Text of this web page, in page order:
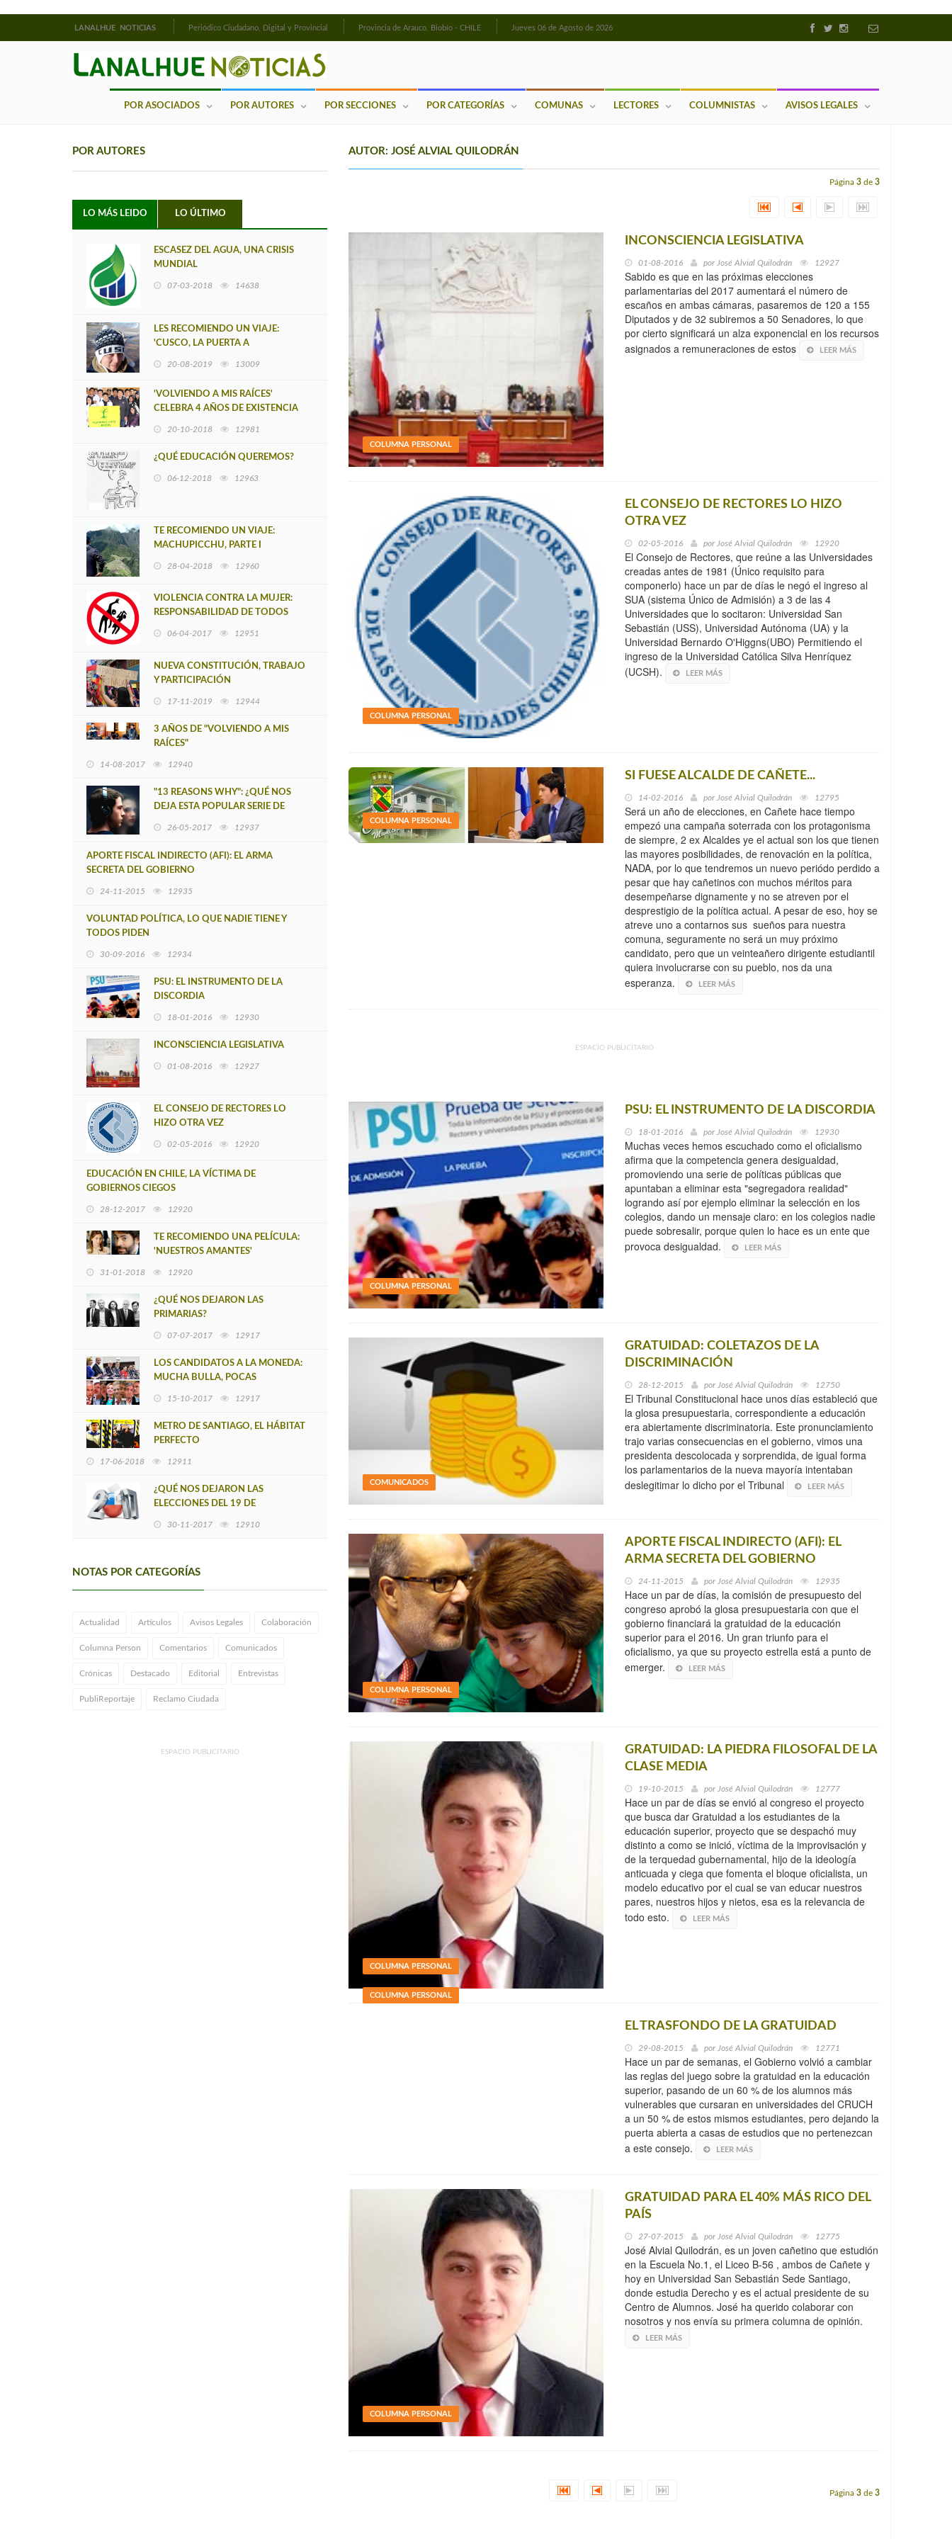
LANALHUE NOTICIAS Periódico Ciudadano, Digital y Provincial Provincia de Arauco, Biobío - CHILE Jueves 06 de Agosto de 2026
POR ASOCIADOS POR AUTORES POR SECCIONES POR CATEGORÍAS COMUNAS LECTORES COLUMNISTAS AVISOS LEGALES
POR AUTORES
LO MÁS LEIDO LO ÚLTIMO
ESCASEZ DEL AGUA, UNA CRISIS
MUNDIAL
07-03-2018 14638
LES RECOMIENDO UN VIAJE:
'CUSCO, LA PUERTA A
20-08-2019 13009
'VOLVIENDO A MIS RAÍCES'
CELEBRA 4 AÑOS DE EXISTENCIA
20-10-2018 12981
¿QUÉ EDUCACIÓN QUEREMOS?
06-12-2018 12963
TE RECOMIENDO UN VIAJE:
MACHUPICCHU, PARTE I
28-04-2018 12960
VIOLENCIA CONTRA LA MUJER:
RESPONSABILIDAD DE TODOS
06-04-2017 12951
NUEVA CONSTITUCIÓN, TRABAJO
Y PARTICIPACIÓN
17-11-2019 12944
3 AÑOS DE "VOLVIENDO A MIS
RAÍCES"
14-08-2017 12940
"13 REASONS WHY": ¿QUÉ NOS
DEJA ESTA POPULAR SERIE DE
26-05-2017 12937
APORTE FISCAL INDIRECTO (AFI): EL ARMA
SECRETA DEL GOBIERNO
24-11-2015 12935
VOLUNTAD POLÍTICA, LO QUE NADIE TIENE Y
TODOS PIDEN
30-09-2016 12934
PSU: EL INSTRUMENTO DE LA
DISCORDIA
18-01-2016 12930
INCONSCIENCIA LEGISLATIVA
01-08-2016 12927
EL CONSEJO DE RECTORES LO
HIZO OTRA VEZ
02-05-2016 12920
EDUCACIÓN EN CHILE, LA VÍCTIMA DE
GOBIERNOS CIEGOS
28-12-2017 12920
TE RECOMIENDO UNA PELÍCULA:
'NUESTROS AMANTES'
31-01-2018 12920
¿QUÉ NOS DEJARON LAS
PRIMARIAS?
07-07-2017 12917
LOS CANDIDATOS A LA MONEDA:
MUCHA BULLA, POCAS
15-10-2017 12917
METRO DE SANTIAGO, EL HÁBITAT
PERFECTO
17-06-2018 12911
¿QUÉ NOS DEJARON LAS
ELECCIONES DEL 19 DE
30-11-2017 12910
NOTAS POR CATEGORÍAS
Actualidad Artículos Avisos Legales Colaboración
Columna Person Comentarios Comunicados
Crónicas Destacado Editorial Entrevistas
PubliReportaje Reclamo Ciudada
ESPACIO PUBLICITARIO
AUTOR: JOSÉ ALVIAL QUILODRÁN
Página 3 de 3
COLUMNA PERSONAL
INCONSCIENCIA LEGISLATIVA
01-08-2016 por José Alvial Quilodrán 12927
Sabido es que en las próximas elecciones
parlamentarias del 2017 aumentará el número de
escaños en ambas cámaras, pasaremos de 120 a 155
Diputados y de 32 subiremos a 50 Senadores, lo que
por cierto significará un alza exponencial en los recursos
asignados a remuneraciones de estos
LEER MÁS
COLUMNA PERSONAL
EL CONSEJO DE RECTORES LO HIZO
OTRA VEZ
02-05-2016 por José Alvial Quilodrán 12920
El Consejo de Rectores, que reúne a las Universidades
creadas antes de 1981 (Único requisito para
componerlo) hace un par de días le negó el ingreso al
SUA (sistema Único de Admisión) a 3 de las 4
Universidades que lo socitaron: Universidad San
Sebastián (USS), Universidad Autónoma (UA) y la
Universidad Bernardo O'Higgns(UBO) Permitiendo el
ingreso de la Universidad Católica Silva Henríquez
(UCSH).
LEER MÁS
COLUMNA PERSONAL
SI FUESE ALCALDE DE CAÑETE...
14-02-2016 por José Alvial Quilodrán 12795
Será un año de elecciones, en Cañete hace tiempo
empezó una campaña soterrada con los protagonisma
de siempre, 2 ex Alcaldes ye el actual son los que tienen
las mayores posibilidades, de renovación en la política,
NADA, por lo que tendremos un nuevo periódo perdido a
pesar que hay cañetinos con muchos méritos para
desempeñarse dignamente y no se atreven por el
desprestigio de la política actual. A pesar de eso, hoy se
atreve uno a contarnos sus sueños para nuestra
comuna, seguramente no será un muy próximo
candidato, pero que un veinteañero dirigente estudiantil
quiera involucrarse con su pueblo, nos da una
esperanza.
LEER MÁS
ESPACIO PUBLICITARIO
COLUMNA PERSONAL
PSU: EL INSTRUMENTO DE LA DISCORDIA
18-01-2016 por José Alvial Quilodrán 12930
Muchas veces hemos escuchado como el oficialismo
afirma que la competencia genera desigualdad,
promoviendo una serie de políticas públicas que
apuntaban a eliminar esta "segregadora realidad"
logrando así por ejemplo eliminar la selección en los
colegios, dando un mensaje claro: en los colegios nadie
puede sobresalir, porque quien lo hace es un ente que
provoca desigualdad.
LEER MÁS
COMUNICADOS
GRATUIDAD: COLETAZOS DE LA
DISCRIMINACIÓN
28-12-2015 por José Alvial Quilodrán 12750
El Tribunal Constitucional hace unos días estableció que
la glosa presupuestaria, correspondiente a educación
era abiertamente discriminatoria. Este pronunciamiento
trajo varias consecuencias en el gobierno, vimos una
presidenta descolocada y sorprendida, de igual forma
los parlamentarios de la nueva mayoría intentaban
deslegitimar lo dicho por el Tribunal
LEER MÁS
COLUMNA PERSONAL
APORTE FISCAL INDIRECTO (AFI): EL
ARMA SECRETA DEL GOBIERNO
24-11-2015 por José Alvial Quilodrán 12935
Hace un par de días, la comisión de presupuesto del
congreso aprobó la glosa presupuestaria con que el
gobierno financiará la gratuidad de la educación
superior para el 2016. Un gran triunfo para el
oficialismo, ya que su proyecto estrella está a punto de
emerger.
LEER MÁS
COLUMNA PERSONAL
GRATUIDAD: LA PIEDRA FILOSOFAL DE LA
CLASE MEDIA
19-10-2015 por José Alvial Quilodrán 12777
Hace un par de días se envió al congreso el proyecto
que busca dar Gratuidad a los estudiantes de la
educación superior, proyecto que se despachó muy
distinto a como se inició, víctima de la improvisación y
de la terquedad gubernamental, hijo de la ideología
anticuada y ciega que fomenta el bloque oficialista, un
modelo educativo por el cual se van educar nuestros
pares, nuestros hijos y nietos, esa es la relevancia de
todo esto.
LEER MÁS
COLUMNA PERSONAL
EL TRASFONDO DE LA GRATUIDAD
29-08-2015 por José Alvial Quilodrán 12771
Hace un par de semanas, el Gobierno volvió a cambiar
las reglas del juego sobre la gratuidad en la educación
superior, pasando de un 60 % de los alumnos más
vulnerables que cursaran en universidades del CRUCH
a un 50 % de estos mismos estudiantes, pero dejando la
puerta abierta a casas de estudios que no pertenezcan
a este consejo.
LEER MÁS
COLUMNA PERSONAL
GRATUIDAD PARA EL 40% MÁS RICO DEL
PAÍS
27-07-2015 por José Alvial Quilodrán 12775
José Alvial Quilodrán, es un joven cañetino que estudión
en la Escuela No.1, el Liceo B-56 , ambos de Cañete y
hoy en Universidad San Sebastián Sede Santiago,
donde estudia Derecho y es el actual presidente de su
Centro de Alumnos. José ha querido colaborar con
nosotros y nos envía su primera columna de opinión.
LEER MÁS
Página 3 de 3